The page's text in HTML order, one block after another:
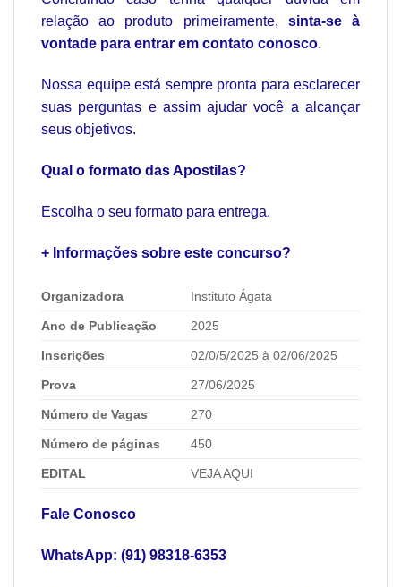
relação ao produto primeiramente, sinta-se à
vontade para entrar em contato conosco.
Nossa equipe está sempre pronta para esclarecer
suas perguntas e assim ajudar você a alcançar
seus objetivos.
Qual o formato das Apostilas?
Escolha o seu formato para entrega.
+ Informações sobre este concurso?
Organizadora Instituto Ágata
Ano de Publicação 2025
Inscrições 02/0/5/2025 à 02/06/2025
Prova 27/06/2025
Número de Vagas 270
Número de páginas 450
EDITAL VEJA AQUI
Fale Conosco
WhatsApp: (91) 98318-6353